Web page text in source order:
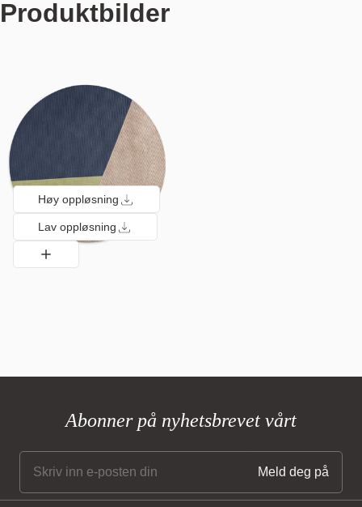
Produktbilder
Høy oppløsning
Lav oppløsning
Abonner på nyhetsbrevet vårt